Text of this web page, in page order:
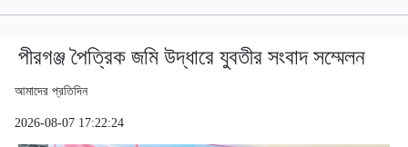
পীরগঞ্জ পৈত্রিক জমি উদ্ধারে যুবতীর সংবাদ সম্মেলন
আমাদের প্রতিদিন
2026-08-07 17:22:24